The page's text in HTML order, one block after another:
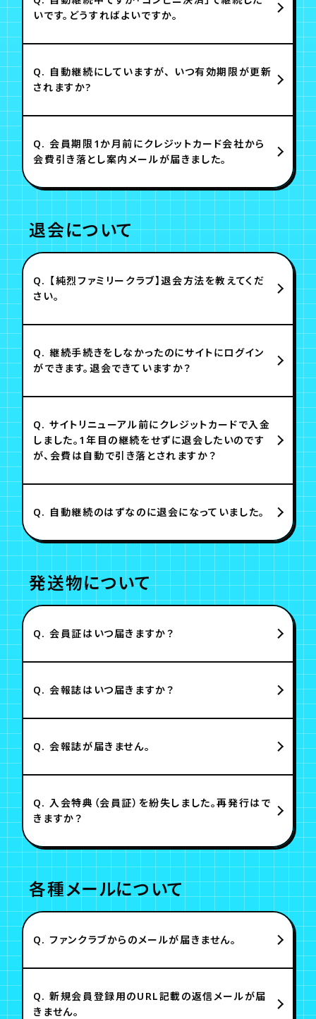
いです。どうすればよいですか。
Q. 自動継続にしていますが、 いつ有効期限が更新
されますか?
Q. 会員期限1か月前にクレジットカード会社から
会費引き落とし案内メールが届きました。
退会について
Q. 【純烈ファミリークラブ】退会方法を教えてくだ
さい。
Q. 継続手続きをしなかったのにサイトにログイン
ができます。退会できていますか？
Q. サイトリニューアル前にクレジットカードで入金
しました。1年目の継続をせずに退会したいのです
が、会費は自動で引き落とされますか？
Q. 自動継続のはずなのに退会になっていました。
発送物について
Q. 会員証はいつ届きますか？
Q. 会報誌はいつ届きますか？
Q. 会報誌が届きません。
Q. 入会特典（会員証）を紛失しました。再発行はで
きますか？
各種メールについて
Q. ファンクラブからのメールが届きません。
Q. 新規会員登録用のURL記載の返信メールが届
きません。